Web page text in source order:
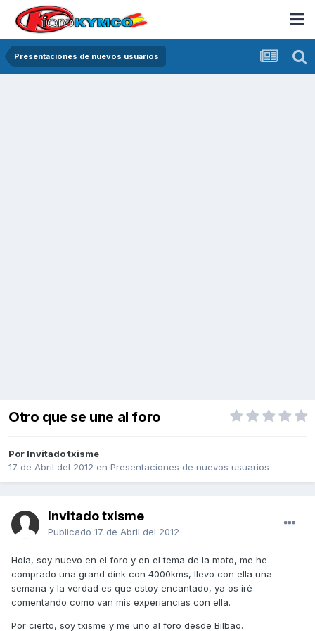
Presentaciones de nuevos usuarios
Otro que se une al foro
Por Invitado txisme
17 de Abril del 2012 en Presentaciones de nuevos usuarios
Invitado txisme
Publicado 17 de Abril del 2012
Hola, soy nuevo en el foro y en el tema de la moto, me he
comprado una grand dink con 4000kms, llevo con ella una
semana y la verdad es que estoy encantado, ya os irè
comentando como van mis experiancias con ella.
Por cierto, soy txisme y me uno al foro desde Bilbao.